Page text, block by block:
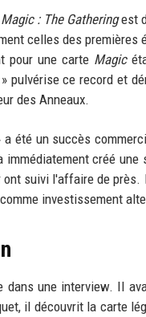
Magic : The Gatheringest
celles des
pour une carte Magic
pulvérise ce record et
des Anneaux.
été un succès
créé
suivi l'affaire de près.
investissement
dans une interview. Il
il découvrit la carte